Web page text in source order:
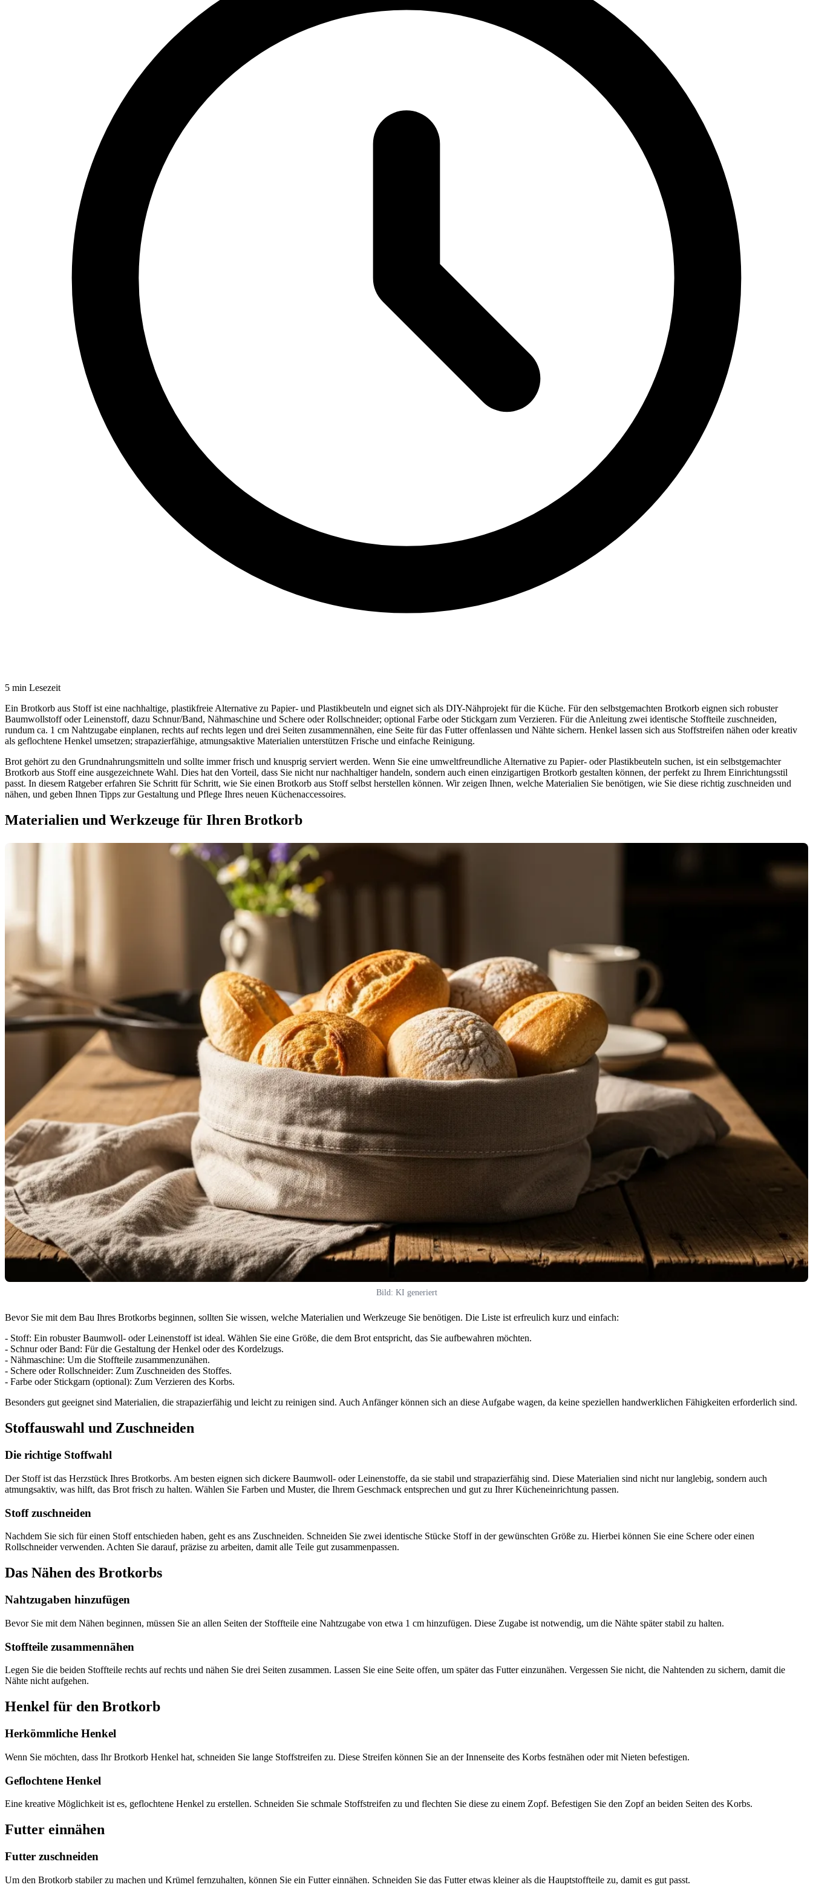
5 min Lesezeit
Ein Brotkorb aus Stoff ist eine nachhaltige, plastikfreie Alternative zu Papier- und Plastikbeuteln und eignet sich als DIY-Nähprojekt für die Küche. Für den selbstgemachten Brotkorb eignen sich robuster
Baumwollstoff oder Leinenstoff, dazu Schnur/Band, Nähmaschine und Schere oder Rollschneider; optional Farbe oder Stickgarn zum Verzieren. Für die Anleitung zwei identische Stoffteile zuschneiden,
rundum ca. 1 cm Nahtzugabe einplanen, rechts auf rechts legen und drei Seiten zusammennähen, eine Seite für das Futter offenlassen und Nähte sichern. Henkel lassen sich aus Stoffstreifen nähen oder kreativ
als geflochtene Henkel umsetzen; strapazierfähige, atmungsaktive Materialien unterstützen Frische und einfache Reinigung.
Brot gehört zu den Grundnahrungsmitteln und sollte immer frisch und knusprig serviert werden. Wenn Sie eine umweltfreundliche Alternative zu Papier- oder Plastikbeuteln suchen, ist ein selbstgemachter
Brotkorb aus Stoff eine ausgezeichnete Wahl. Dies hat den Vorteil, dass Sie nicht nur nachhaltiger handeln, sondern auch einen einzigartigen Brotkorb gestalten können, der perfekt zu Ihrem Einrichtungsstil
passt. In diesem Ratgeber erfahren Sie Schritt für Schritt, wie Sie einen Brotkorb aus Stoff selbst herstellen können. Wir zeigen Ihnen, welche Materialien Sie benötigen, wie Sie diese richtig zuschneiden und
nähen, und geben Ihnen Tipps zur Gestaltung und Pflege Ihres neuen Küchenaccessoires.
Materialien und Werkzeuge für Ihren Brotkorb
Bild: KI generiert
Bevor Sie mit dem Bau Ihres Brotkorbs beginnen, sollten Sie wissen, welche Materialien und Werkzeuge Sie benötigen. Die Liste ist erfreulich kurz und einfach:
- Stoff: Ein robuster Baumwoll- oder Leinenstoff ist ideal. Wählen Sie eine Größe, die dem Brot entspricht, das Sie aufbewahren möchten.
- Schnur oder Band: Für die Gestaltung der Henkel oder des Kordelzugs.
- Nähmaschine: Um die Stoffteile zusammenzunähen.
- Schere oder Rollschneider: Zum Zuschneiden des Stoffes.
- Farbe oder Stickgarn (optional): Zum Verzieren des Korbs.
Besonders gut geeignet sind Materialien, die strapazierfähig und leicht zu reinigen sind. Auch Anfänger können sich an diese Aufgabe wagen, da keine speziellen handwerklichen Fähigkeiten erforderlich sind.
Stoffauswahl und Zuschneiden
Die richtige Stoffwahl
Der Stoff ist das Herzstück Ihres Brotkorbs. Am besten eignen sich dickere Baumwoll- oder Leinenstoffe, da sie stabil und strapazierfähig sind. Diese Materialien sind nicht nur langlebig, sondern auch
atmungsaktiv, was hilft, das Brot frisch zu halten. Wählen Sie Farben und Muster, die Ihrem Geschmack entsprechen und gut zu Ihrer Kücheneinrichtung passen.
Stoff zuschneiden
Nachdem Sie sich für einen Stoff entschieden haben, geht es ans Zuschneiden. Schneiden Sie zwei identische Stücke Stoff in der gewünschten Größe zu. Hierbei können Sie eine Schere oder einen
Rollschneider verwenden. Achten Sie darauf, präzise zu arbeiten, damit alle Teile gut zusammenpassen.
Das Nähen des Brotkorbs
Nahtzugaben hinzufügen
Bevor Sie mit dem Nähen beginnen, müssen Sie an allen Seiten der Stoffteile eine Nahtzugabe von etwa 1 cm hinzufügen. Diese Zugabe ist notwendig, um die Nähte später stabil zu halten.
Stoffteile zusammennähen
Legen Sie die beiden Stoffteile rechts auf rechts und nähen Sie drei Seiten zusammen. Lassen Sie eine Seite offen, um später das Futter einzunähen. Vergessen Sie nicht, die Nahtenden zu sichern, damit die
Nähte nicht aufgehen.
Henkel für den Brotkorb
Herkömmliche Henkel
Wenn Sie möchten, dass Ihr Brotkorb Henkel hat, schneiden Sie lange Stoffstreifen zu. Diese Streifen können Sie an der Innenseite des Korbs festnähen oder mit Nieten befestigen.
Geflochtene Henkel
Eine kreative Möglichkeit ist es, geflochtene Henkel zu erstellen. Schneiden Sie schmale Stoffstreifen zu und flechten Sie diese zu einem Zopf. Befestigen Sie den Zopf an beiden Seiten des Korbs.
Futter einnähen
Futter zuschneiden
Um den Brotkorb stabiler zu machen und Krümel fernzuhalten, können Sie ein Futter einnähen. Schneiden Sie das Futter etwas kleiner als die Hauptstoffteile zu, damit es gut passt.